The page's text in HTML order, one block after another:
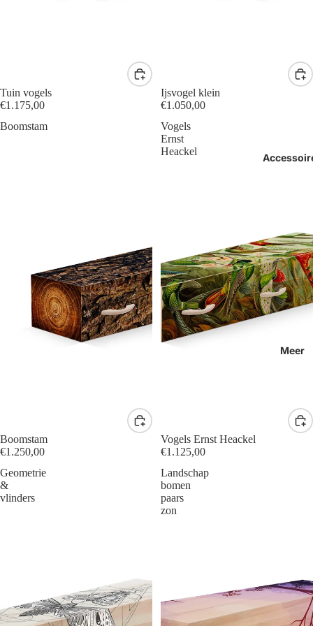
Meer
Tuin vogels
€1.175,00
Ijsvogel klein
€1.050,00
Boomstam
Boomstam
€1.250,00
Vogels
Ernst
Heackel
Vogels Ernst Heackel
€1.125,00
Geometrie
&
vlinders
Landschap
bomen
paars
zon